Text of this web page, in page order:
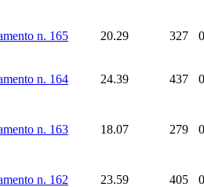
n. 165 20.29 327
n. 164 24.39 437
n. 163 18.07 279
n. 162 23.59 405